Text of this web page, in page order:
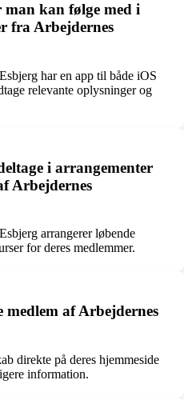
kan følge med i
fra Arbejdernes
har en app til både iOS
relevante oplysninger og
i arrangementer
Arbejdernes
arrangerer løbende
for deres medlemmer.
af Arbejdernes
direkte på deres hjemmeside
information.